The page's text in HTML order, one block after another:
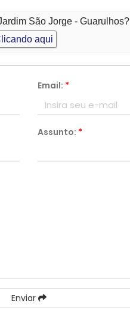
São Jorge - Guarulhos?
aqui
Email: *
Assunto: *
Enviar